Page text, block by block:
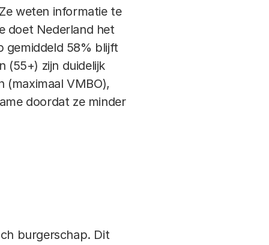
weten informatie te
doet Nederland het
gemiddeld 58% blijft
(55+) zijn duidelijk
(maximaal VMBO),
doordat ze minder
burgerschap. Dit